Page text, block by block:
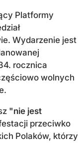
Platformy
Wydarzenie jest
rocznica
wolnych
"nie jest
przeciwko
Polaków, którzy